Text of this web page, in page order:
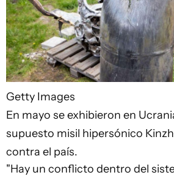
Getty Images
En mayo se exhibieron en
supuesto misil hipersónico
contra el país.
"Hay un conflicto dentro del